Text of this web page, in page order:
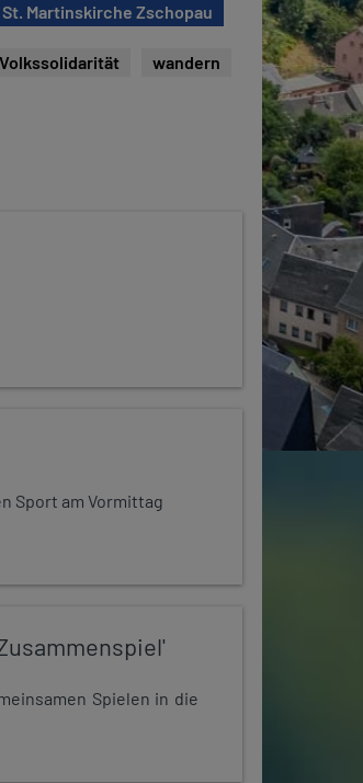
St. Martinskirche Zschopau
Volkssolidarität wandern
Sport am Vormittag
Spielen in die